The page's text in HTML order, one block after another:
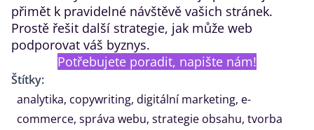
přimět k pravidelné návštěvě vašich stránek.
Prostě řešit další strategie, jak může web
podporovat váš byznys.
Potřebujete poradit, napište nám!
Štítky:
analytika, copywriting, digitální marketing, e-
commerce, správa webu, strategie obsahu, tvorba